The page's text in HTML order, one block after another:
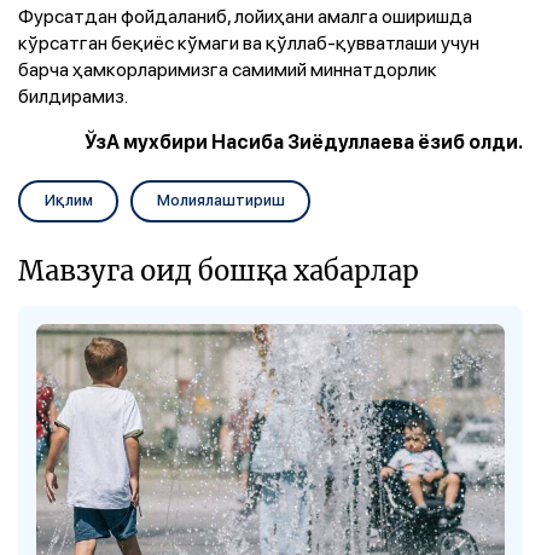
Фурсатдан фойдаланиб, лойиҳани амалга оширишда
кўрсатган беқиёс кўмаги ва қўллаб-қувватлаши учун
барча ҳамкорларимизга самимий миннатдорлик
билдирамиз.
ЎзА мухбири Насиба Зиёдуллаева ёзиб олди.
Иқлим Молиялаштириш
Мавзуга оид бошқа хабарлар